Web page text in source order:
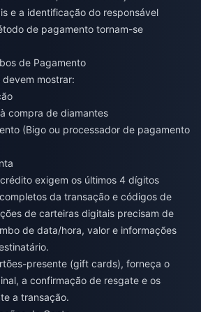
e a identificação do responsável
de pagamento tornam-se
de Pagamento
mostrar:
compra de diamantes
(Bigo ou processador de pagamento
exigem os últimos 4 dígitos
da transação e códigos de
de carteiras digitais precisam de
de data/hora, valor e informações
presente (gift cards), forneça o
a confirmação de resgate e os
a transação.